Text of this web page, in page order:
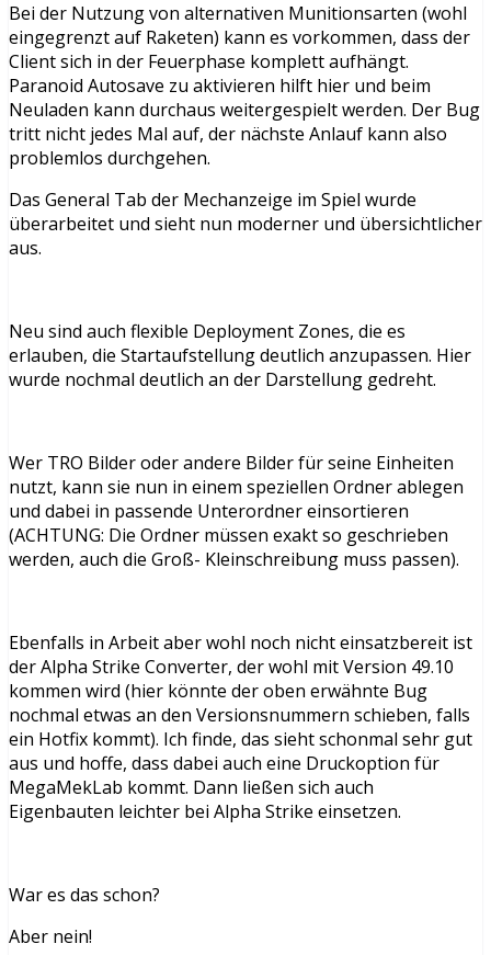
Bei der Nutzung von alternativen Munitionsarten (wohl
eingegrenzt auf Raketen) kann es vorkommen, dass der
Client sich in der Feuerphase komplett aufhängt.
Paranoid Autosave zu aktivieren hilft hier und beim
Neuladen kann durchaus weitergespielt werden. Der Bug
tritt nicht jedes Mal auf, der nächste Anlauf kann also
problemlos durchgehen.
Das General Tab der Mechanzeige im Spiel wurde
überarbeitet und sieht nun moderner und übersichtlicher
aus.
Neu sind auch flexible Deployment Zones, die es
erlauben, die Startaufstellung deutlich anzupassen. Hier
wurde nochmal deutlich an der Darstellung gedreht.
Wer TRO Bilder oder andere Bilder für seine Einheiten
nutzt, kann sie nun in einem speziellen Ordner ablegen
und dabei in passende Unterordner einsortieren
(ACHTUNG: Die Ordner müssen exakt so geschrieben
werden, auch die Groß- Kleinschreibung muss passen).
Ebenfalls in Arbeit aber wohl noch nicht einsatzbereit ist
der Alpha Strike Converter, der wohl mit Version 49.10
kommen wird (hier könnte der oben erwähnte Bug
nochmal etwas an den Versionsnummern schieben, falls
ein Hotfix kommt). Ich finde, das sieht schonmal sehr gut
aus und hoffe, dass dabei auch eine Druckoption für
MegaMekLab kommt. Dann ließen sich auch
Eigenbauten leichter bei Alpha Strike einsetzen.
War es das schon?
Aber nein!